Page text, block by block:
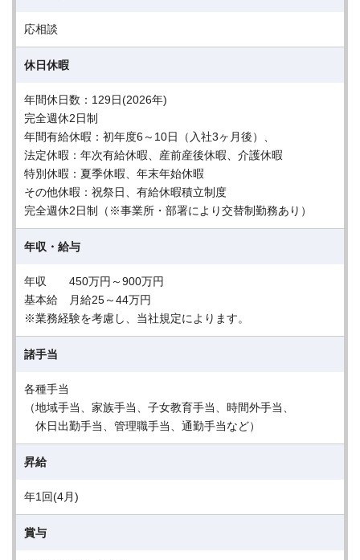
応相談
休日休暇
年間休日数：129日(2026年)
完全週休2日制
年間有給休暇：初年度6～10日（入社3ヶ月後）、
法定休暇：年次有給休暇、産前産後休暇、介護休暇
特別休暇：夏季休暇、年末年始休暇
その他休暇：祝祭日、有給休暇積立制度
完全週休2日制（※事業所・部署により交替制勤務あり）
年収・給与
年収 450万円～900万円
基本給 月給25～44万円
※業務経験を考慮し、当社規定によります。
諸手当
各種手当
（地域手当、家族手当、子女教育手当、時間外手当、
休日出勤手当、管理職手当、通勤手当など）
昇給
年1回(4月)
賞与